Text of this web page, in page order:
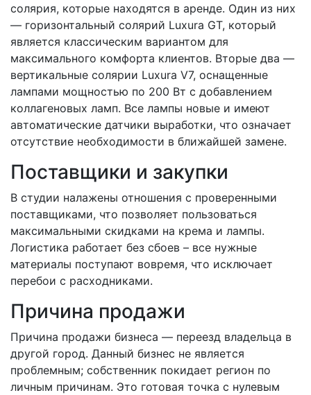
солярия, которые находятся в аренде. Один из них
— горизонтальный солярий Luxura GT, который
является классическим вариантом для
максимального комфорта клиентов. Вторые два —
вертикальные солярии Luxura V7, оснащенные
лампами мощностью по 200 Вт с добавлением
коллагеновых ламп. Все лампы новые и имеют
автоматические датчики выработки, что означает
отсутствие необходимости в ближайшей замене.
Поставщики и закупки
В студии налажены отношения с проверенными
поставщиками, что позволяет пользоваться
максимальными скидками на крема и лампы.
Логистика работает без сбоев – все нужные
материалы поступают вовремя, что исключает
перебои с расходниками.
Причина продажи
Причина продажи бизнеса — переезд владельца в
другой город. Данный бизнес не является
проблемным; собственник покидает регион по
личным причинам. Это готовая точка с нулевым